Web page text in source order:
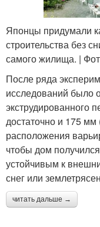
Японцы придумали
строительства без
самого жилища. |
После ряда
исследований было
экструдированного
достаточно и 175 мм
расположения
чтобы дом
устойчивым к
снег или
читать дальше →